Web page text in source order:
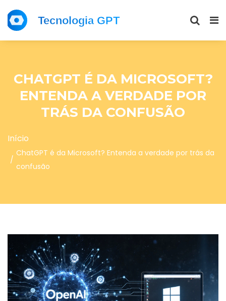
CHATGPT É DA MICROSOFT?
ENTENDA A VERDADE POR
TRÁS DA CONFUSÃO
Início
ChatGPT é da Microsoft? Entenda a verdade por trás da
confusão